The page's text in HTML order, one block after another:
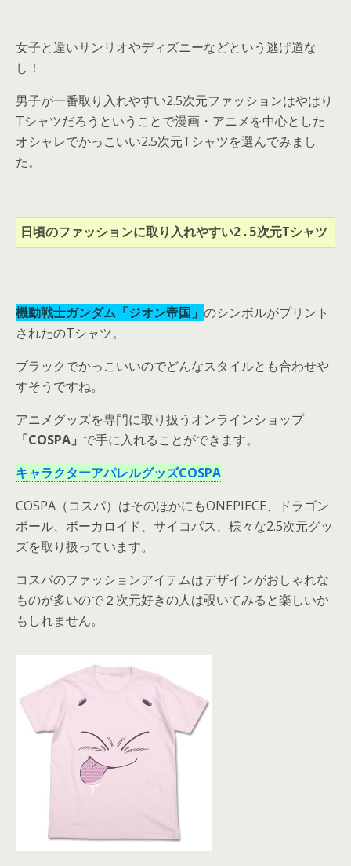
女子と違いサンリオやディズニーなどという逃げ道な
し！
男子が一番取り入れやすい2.5次元ファッションはやはり
Tシャツだろうということで漫画・アニメを中心とした
オシャレでかっこいい2.5次元Tシャツを選んでみまし
た。
日頃のファッションに取り入れやすい2.5次元Tシャツ
機動戦士ガンダム 「ジオン帝国」 のシンボルがプリント
されたのTシャツ。
ブラックでかっこいいのでどんなスタイルとも合わせや
すそうですね。
アニメグッズを専門に取り扱うオンラインショップ
「COSPA」 で手に入れることができます。
キャラクターアパレルグッズCOSPA
COSPA（コスパ）はそのほかにもONEPIECE、ドラゴン
ボール、ボーカロイド、サイコパス、様々な2.5次元グッ
ズを取り扱っています。
コスパのファッションアイテムはデザインがおしゃれな
ものが多いので２次元好きの人は覗いてみると楽しいか
もしれません。